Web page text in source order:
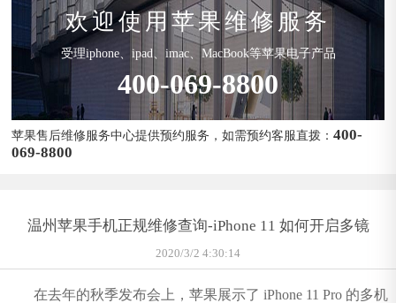
欢迎使用苹果维修服务
受理iphone、ipad、imac、MacBook等苹果电子产品
400-069-8800
苹果售后维修服务中心提供预约服务，如需预约客服直拨：400-
069-8800
温州苹果手机正规维修查询-iPhone 11 如何开启多镜
2020/3/2 4:30:14
在去年的秋季发布会上，苹果展示了 iPhone 11 Pro 的多机